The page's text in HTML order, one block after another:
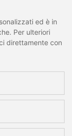
ed è in
Per ulteriori
direttamente con